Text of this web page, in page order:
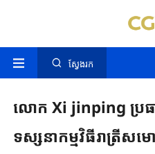
ស្វែងរក
លោក Xi jinping ប្រធ
ទស្សនាកម្មវិធីរាត្រី